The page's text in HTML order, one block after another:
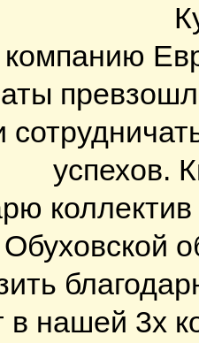
успехов.
Обуховской
в нашей 3х